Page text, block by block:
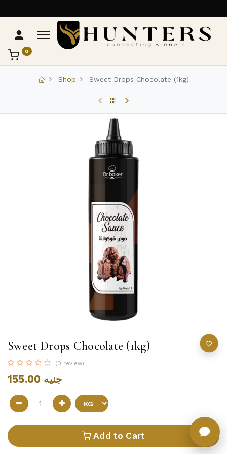
0
Shop Sweet Drops Chocolate (1kg)
Sweet Drops Chocolate (1kg)
(0 review)
155.00 جنيه
Add to Cart
تواصل مع Hunters
عادةً بنرد في دقائق